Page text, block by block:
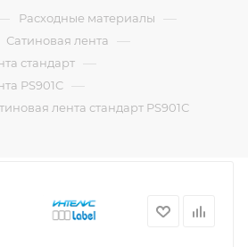
Расходные материалы —
Сатиновая лента —
стандарт —
PS901C —
лента стандарт PS901С